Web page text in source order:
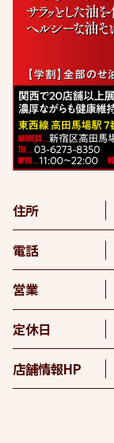
住所
電話
営業
定休日
店舗情報HP